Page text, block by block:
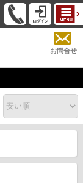
お問合せ